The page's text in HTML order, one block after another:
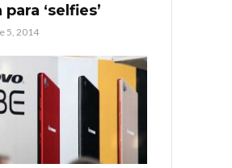
‘selfies’
5, 2014